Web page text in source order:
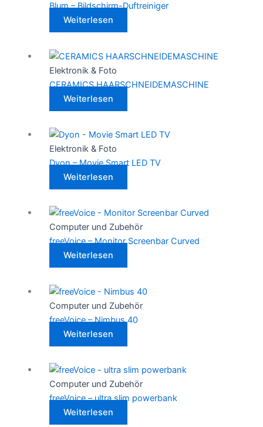
Blum – Bildschirm-Duftreiniger
Weiterlesen
Elektronik & Foto
CERAMICS HAARSCHNEIDEMASCHINE
Weiterlesen
Elektronik & Foto
Dyon – Movie Smart LED TV
Weiterlesen
Computer und Zubehör
freeVoice – Monitor Screenbar Curved
Weiterlesen
Computer und Zubehör
freeVoice – Nimbus 40
Weiterlesen
Computer und Zubehör
freeVoice – ultra slim powerbank
Weiterlesen